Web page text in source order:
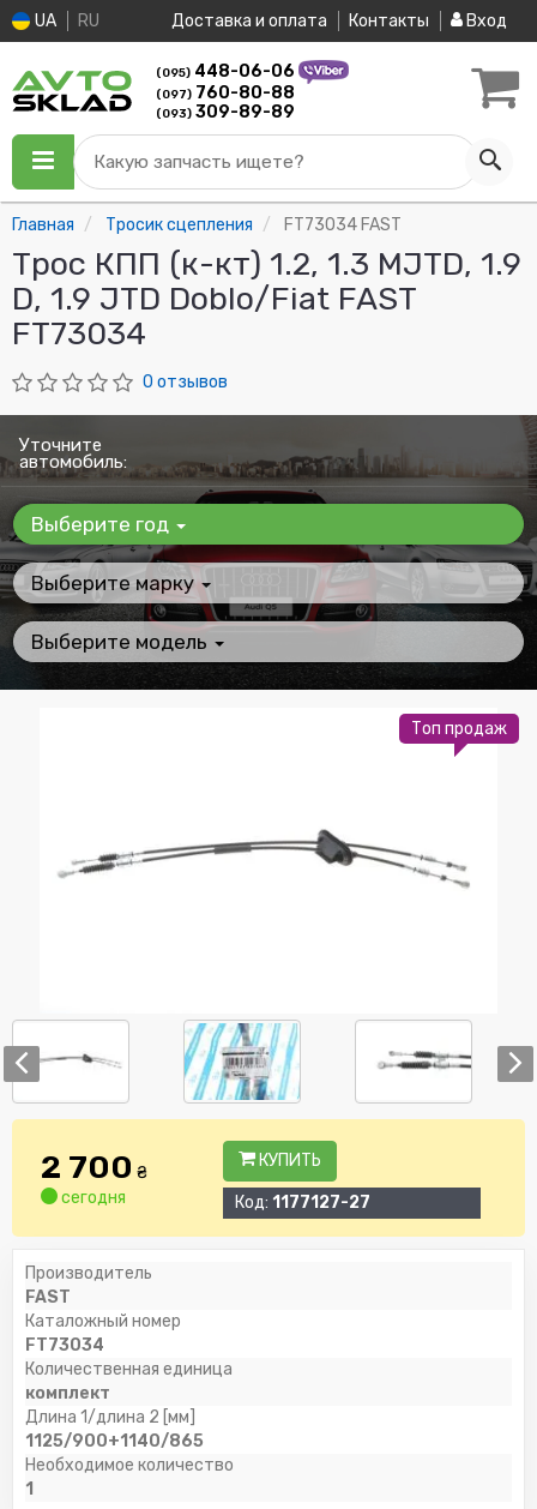
UA RU Доставка и оплата Контакты Вход
(095) 448-06-06
(097) 760-80-88
(093) 309-89-89
Какую запчасть ищете?
Главная Тросик сцепления FT73034 FAST
Трос КПП (к-кт) 1.2, 1.3 MJTD, 1.9
D, 1.9 JTD Doblo/Fiat FAST
FT73034
0 отзывов
Уточните
автомобиль:
Выберите год
Выберите марку
Выберите модель
Топ продаж
2 700 ₴
сегодня
КУПИТЬ
Код: 1177127-27
Производитель
FAST
Каталожный номер
FT73034
Количественная единица
комплект
Длина 1/длина 2 [мм]
1125/900+1140/865
Необходимое количество
1